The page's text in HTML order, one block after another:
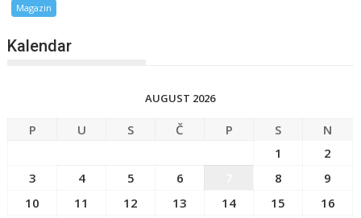
Magazin
Kalendar
AUGUST 2026
P U S Č P S
N
1
2
3
4 5 6 8
9
10
11 12 13 14 15
16